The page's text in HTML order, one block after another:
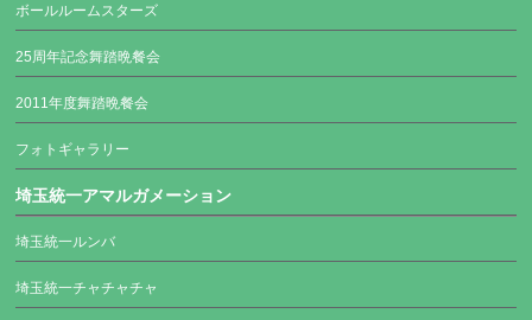
ボールルームスターズ
25周年記念舞踏晩餐会
2011年度舞踏晩餐会
フォトギャラリー
埼玉統一アマルガメーション
埼玉統一ルンバ
埼玉統一チャチャチャ